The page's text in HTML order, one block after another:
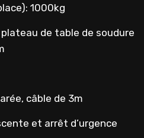
1000kg
de table de soudure
câble de 3m
et arrêt d’urgence